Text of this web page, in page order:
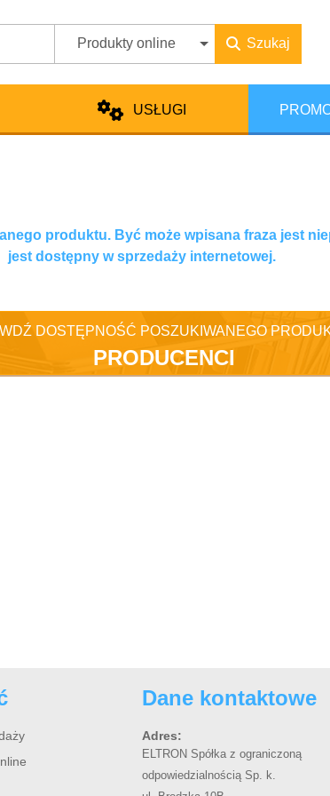
Produkty online Szukaj
USŁUGI
produktu. Być może wpisana fraza jest
jest dostępny w sprzedaży internetowej.
DOSTĘPNOŚĆ POSZUKIWANEGO
PRODUCENCI
Dane kontaktowe
Adres:
ELTRON Spółka z ograniczoną
odpowiedzialnością Sp. k.